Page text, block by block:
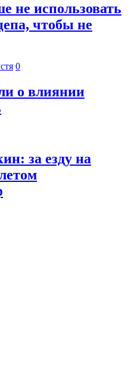
не использовать
чтобы не
0
о влиянии
за езду на